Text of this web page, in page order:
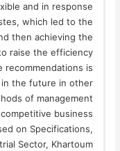
and in response
which led to the
then achieving the
raise the efficiency
is
the future in other
of management
business
on Specifications,
Sector, Khartoum.